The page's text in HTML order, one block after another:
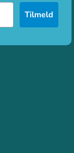
Tilmeld